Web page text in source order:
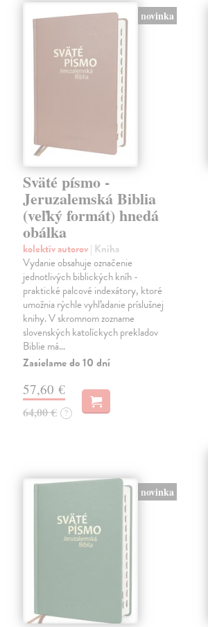
novinka
Sväté písmo -
Jeruzalemská Biblia
(veľký formát) hnedá
obálka
kolektív autorov| Kniha
Vydanie obsahuje označenie
jednotlivých biblických kníh -
praktické palcové indexátory, ktoré
umožnia rýchle vyhľadanie príslušnej
knihy. V skromnom zozname
slovenských katolíckych prekladov
Biblie má…
Zasielame do 10 dní
57,60 €
64,00 € ?
novinka